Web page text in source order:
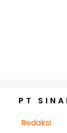
PT
Redaksi